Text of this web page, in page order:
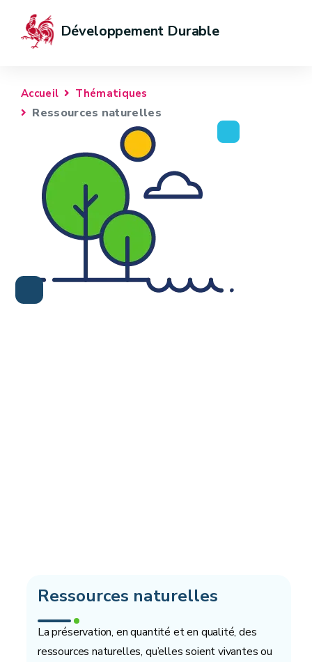
Développement Durable
Accueil Thématiques
Ressources naturelles
Ressources naturelles
La préservation, en quantité et en qualité, des
ressources naturelles, qu’elles soient vivantes ou